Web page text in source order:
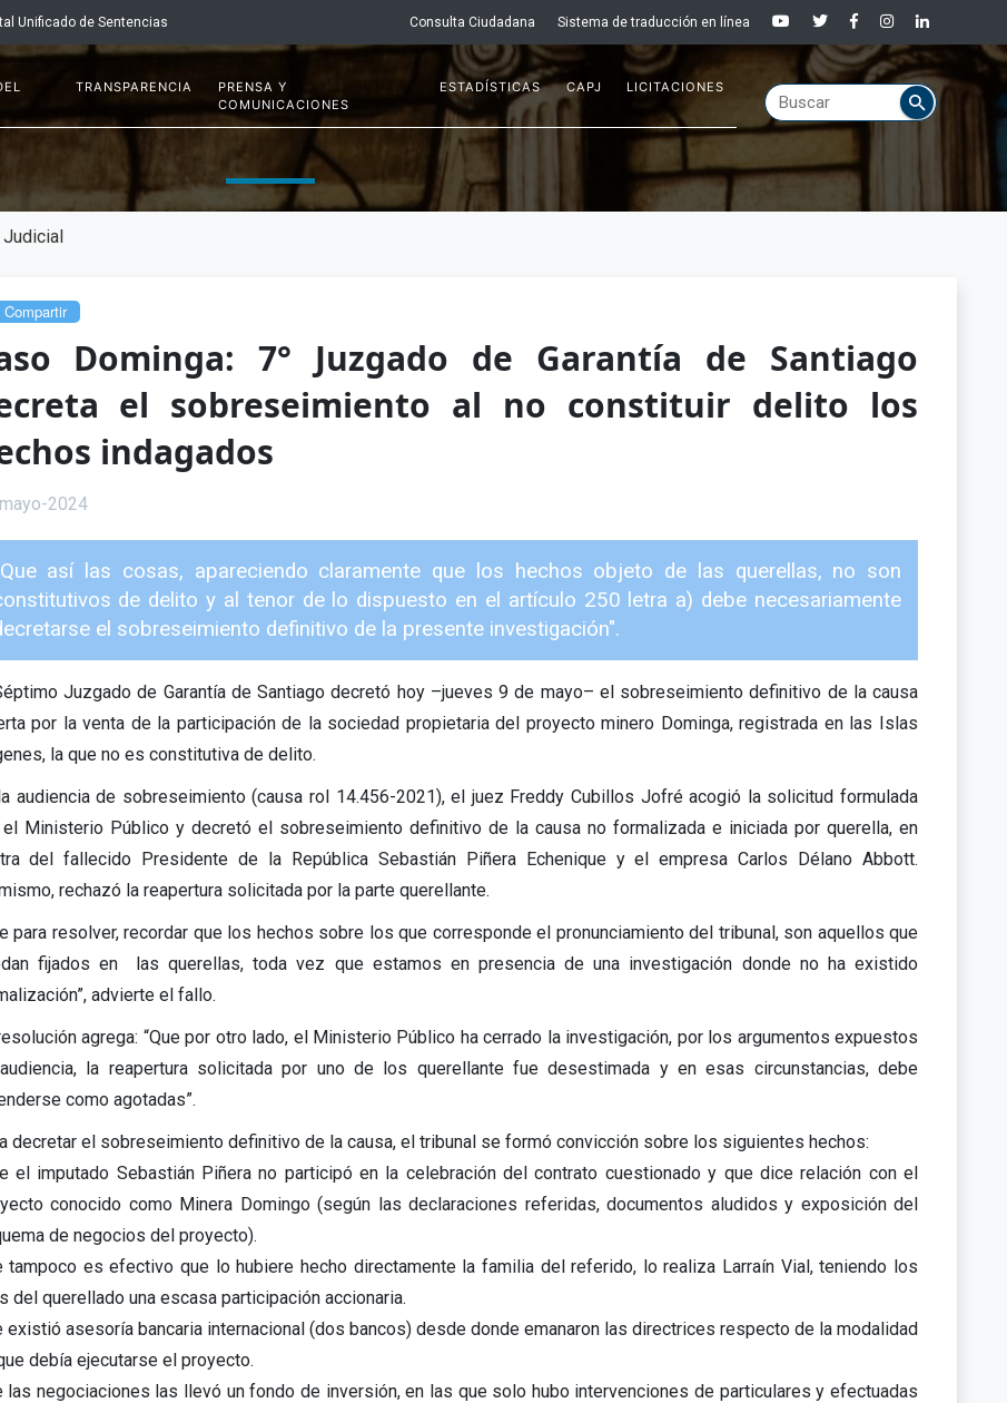
Unificado de Sentencias Consulta Ciudadana Sistema de traducción en línea
TRANSPARENCIA
PRENSA Y
COMUNICACIONES
ESTADÍSTICAS CAPJ LICITACIONES
Compartir
Dominga: 7° Juzgado de Garantía de Santiago
el sobreseimiento al no constituir delito los
indagados
2024
así las cosas, apareciendo claramente que los hechos objeto de las querellas, no son
de delito y al tenor de lo dispuesto en el artículo 250 letra a) debe necesariamente
el sobreseimiento definitivo de la presente investigación".
Juzgado de Garantía de Santiago decretó hoy –jueves 9 de mayo– el sobreseimiento definitivo de la causa
por la venta de la participación de la sociedad propietaria del proyecto minero Dominga, registrada en las Islas
la que no es constitutiva de delito.
audiencia de sobreseimiento (causa rol 14.456-2021), el juez Freddy Cubillos Jofré acogió la solicitud formulada
el Ministerio Público y decretó el sobreseimiento definitivo de la causa no formalizada e iniciada por querella, en
del fallecido Presidente de la República Sebastián Piñera Echenique y el empresa Carlos Délano Abbott.
rechazó la reapertura solicitada por la parte querellante.
para resolver, recordar que los hechos sobre los que corresponde el pronunciamiento del tribunal, son aquellos que
fijados en las querellas, toda vez que estamos en presencia de una investigación donde no ha existido
advierte el fallo.
agrega: “Que por otro lado, el Ministerio Público ha cerrado la investigación, por los argumentos expuestos
la reapertura solicitada por uno de los querellante fue desestimada y en esas circunstancias, debe
como agotadas”.
decretar el sobreseimiento definitivo de la causa, el tribunal se formó convicción sobre los siguientes hechos:
el imputado Sebastián Piñera no participó en la celebración del contrato cuestionado y que dice relación con el
conocido como Minera Domingo (según las declaraciones referidas, documentos aludidos y exposición del
de negocios del proyecto).
tampoco es efectivo que lo hubiere hecho directamente la familia del referido, lo realiza Larraín Vial, teniendo los
del querellado una escasa participación accionaria.
existió asesoría bancaria internacional (dos bancos) desde donde emanaron las directrices respecto de la modalidad
debía ejecutarse el proyecto.
las negociaciones las llevó un fondo de inversión, en las que solo hubo intervenciones de particulares y efectuadas